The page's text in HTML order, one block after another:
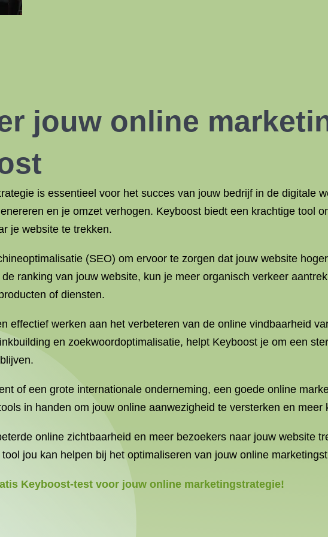
jouw online
is essentieel voor het succes van jouw bedrijf in de digitale
en je omzet verhogen. Keyboost biedt een krachtige tool
je website te trekken.
(SEO) om ervoor te zorgen dat jouw website
ranking van jouw website, kun je meer organisch verkeer
of diensten.
effectief werken aan het verbeteren van de online vindbaarheid
en zoekwoordoptimalisatie, helpt Keyboost je om een
of een grote internationale onderneming, een goede online
in handen om jouw online aanwezigheid te versterken en meer
online zichtbaarheid en meer bezoekers naar jouw website
jou kan helpen bij het optimaliseren van jouw online
Keyboost-test voor jouw online marketingstrategie!